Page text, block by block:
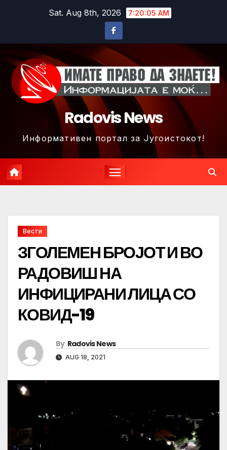
Sat. Aug 8th, 2026 7:20:07 AM
Radovis News
Информативен портал за Југоистокот!
Вести
ЗГОЛЕМЕН БРОЈОТ И ВО
РАДОВИШ НА
ИНФИЦИРАНИ ЛИЦА СО
КОВИД-19
By Radovis News
AUG 18, 2021